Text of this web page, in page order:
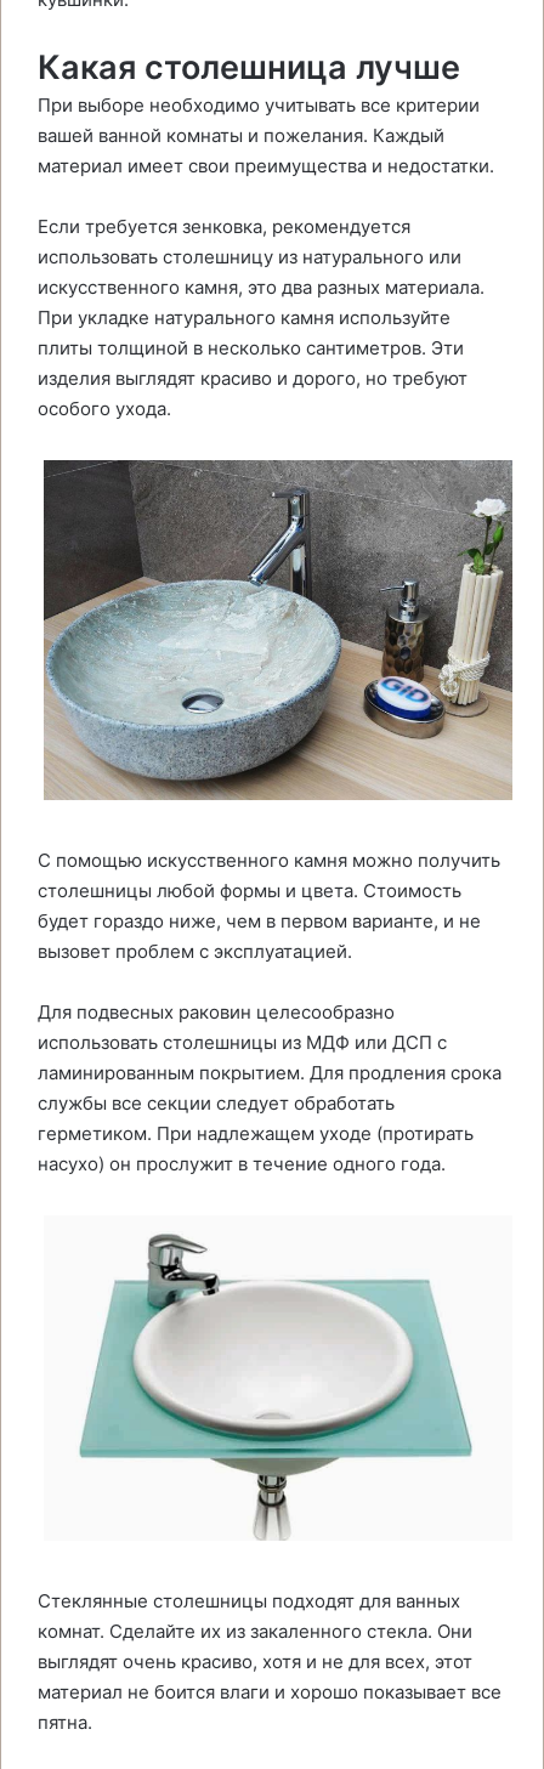
Какая столешница лучше
При выборе необходимо учитывать все критерии
вашей ванной комнаты и пожелания. Каждый
материал имеет свои преимущества и недостатки.
Если требуется зенковка, рекомендуется
использовать столешницу из натурального или
искусственного камня, это два разных материала.
При укладке натурального камня используйте
плиты толщиной в несколько сантиметров. Эти
изделия выглядят красиво и дорого, но требуют
особого ухода.
С помощью искусственного камня можно получить
столешницы любой формы и цвета. Стоимость
будет гораздо ниже, чем в первом варианте, и не
вызовет проблем с эксплуатацией.
Для подвесных раковин целесообразно
использовать столешницы из МДФ или ДСП с
ламинированным покрытием. Для продления срока
службы все секции следует обработать
герметиком. При надлежащем уходе (протирать
насухо) он прослужит в течение одного года.
Стеклянные столешницы подходят для ванных
комнат. Сделайте их из закаленного стекла. Они
выглядят очень красиво, хотя и не для всех, этот
материал не боится влаги и хорошо показывает все
пятна.